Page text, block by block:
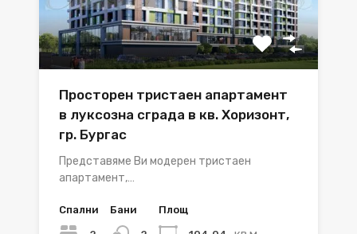
Просторен тристаен апартамент
в луксозна сграда в кв. Хоризонт,
гр. Бургас
Представяме Ви модерен тристаен
апартамент,…
Спални Бани Площ